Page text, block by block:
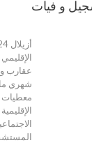
و فيات
عقارب
معطيات